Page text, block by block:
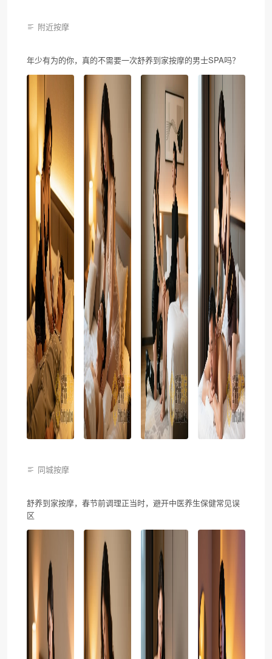
附近按摩
年少有为的你，真的不需要一次舒养到家按摩的男士SPA吗？
同城按摩
舒养到家按摩，春节前调理正当时，避开中医养生保健常见误
区